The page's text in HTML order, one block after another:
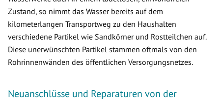
Zustand, so nimmt das Wasser bereits auf dem
kilometerlangen Transportweg zu den Haushalten
verschiedene Partikel wie Sandkörner und Rostteilchen auf.
Diese unerwünschten Partikel stammen oftmals von den
Rohrinnenwänden des öffentlichen Versorgungsnetzes.
Neuanschlüsse und Reparaturen von der